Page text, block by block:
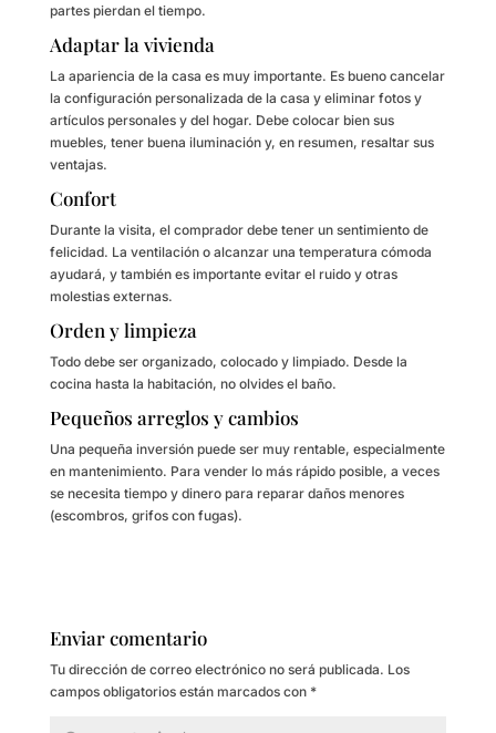
partes pierdan el tiempo.
Adaptar la vivienda
La apariencia de la casa es muy importante. Es bueno cancelar
la configuración personalizada de la casa y eliminar fotos y
artículos personales y del hogar. Debe colocar bien sus
muebles, tener buena iluminación y, en resumen, resaltar sus
ventajas.
Confort
Durante la visita, el comprador debe tener un sentimiento de
felicidad. La ventilación o alcanzar una temperatura cómoda
ayudará, y también es importante evitar el ruido y otras
molestias externas.
Orden y limpieza
Todo debe ser organizado, colocado y limpiado. Desde la
cocina hasta la habitación, no olvides el baño.
Pequeños arreglos y cambios
Una pequeña inversión puede ser muy rentable, especialmente
en mantenimiento. Para vender lo más rápido posible, a veces
se necesita tiempo y dinero para reparar daños menores
(escombros, grifos con fugas).
Enviar comentario
Tu dirección de correo electrónico no será publicada. Los
campos obligatorios están marcados con *